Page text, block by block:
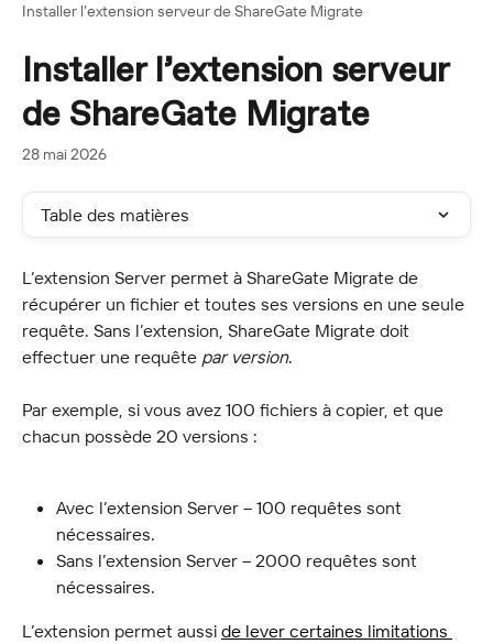
Installer l’extension serveur de ShareGate Migrate
Installer l’extension serveur
de ShareGate Migrate
28 mai 2026
Table des matières
L’extension Server permet à ShareGate Migrate de
récupérer un fichier et toutes ses versions en une seule
requête. Sans l’extension, ShareGate Migrate doit
effectuer une requête par version.
Par exemple, si vous avez 100 fichiers à copier, et que
chacun possède 20 versions :
Avec l’extension Server – 100 requêtes sont
nécessaires.
Sans l’extension Server – 2000 requêtes sont
nécessaires.
L’extension permet aussi de lever certaines limitations